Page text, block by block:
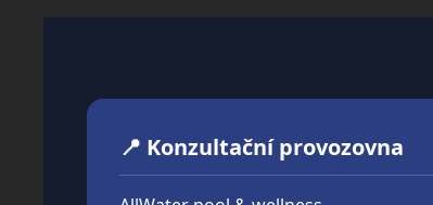
📍 Konzultační provozovna